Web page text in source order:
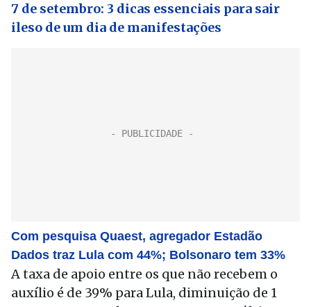
7 de setembro: 3 dicas essenciais para sair
ileso de um dia de manifestações
Com pesquisa Quaest, agregador Estadão
Dados traz Lula com 44%; Bolsonaro tem 33%
A taxa de apoio entre os que não recebem o
auxílio é de 39% para Lula, diminuição de 1